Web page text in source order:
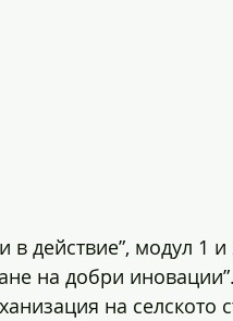
действие”, модул 1 и
на добри иновации”.
на селското